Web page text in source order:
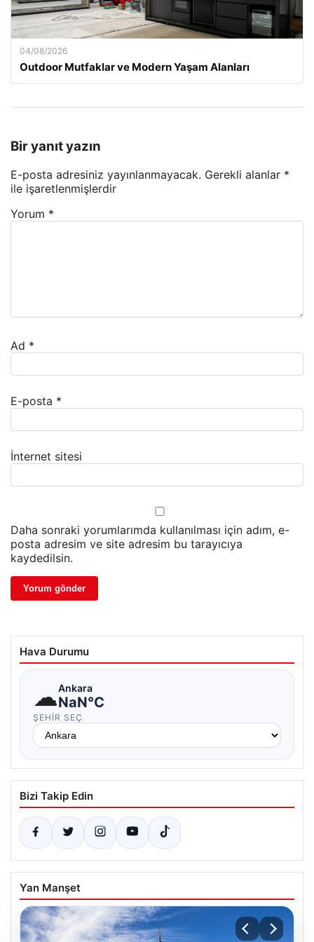
04/08/2026
Outdoor Mutfaklar ve Modern Yaşam Alanları
Bir yanıt yazın
E-posta adresiniz yayınlanmayacak. Gerekli alanlar *
ile işaretlenmişlerdir
Yorum *
Ad *
E-posta *
İnternet sitesi
Daha sonraki yorumlarımda kullanılması için adım, e-
posta adresim ve site adresim bu tarayıcıya
kaydedilsin.
Hava Durumu
☁Ankara
NaN°C
ŞEHIR SEÇ
Bizi Takip Edin
Yan Manşet